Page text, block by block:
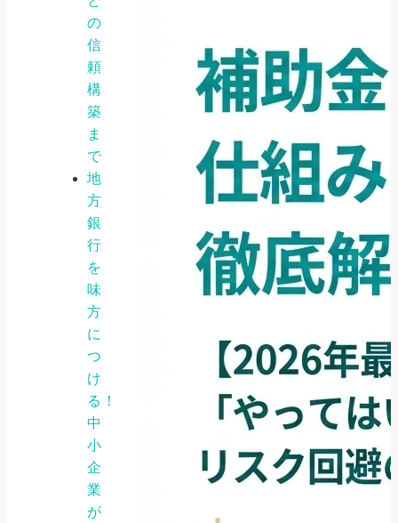
の
信
頼
構
築
ま
で
地
方
銀
行
を
味
方
に
つ
け
る！
中
小
企
業
が